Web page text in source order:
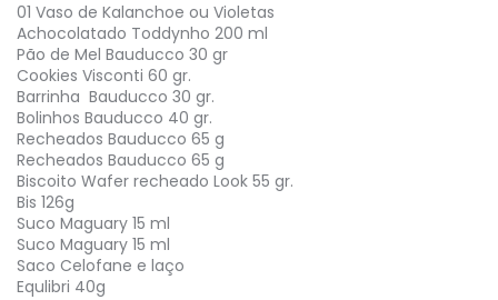
01 Vaso de Kalanchoe ou Violetas
Achocolatado Toddynho 200 ml
Pão de Mel Bauducco 30 gr
Cookies Visconti 60 gr.
Barrinha Bauducco 30 gr.
Bolinhos Bauducco 40 gr.
Recheados Bauducco 65 g
Recheados Bauducco 65 g
Biscoito Wafer recheado Look 55 gr.
Bis 126g
Suco Maguary 15 ml
Suco Maguary 15 ml
Saco Celofane e laço
Equlibri 40g